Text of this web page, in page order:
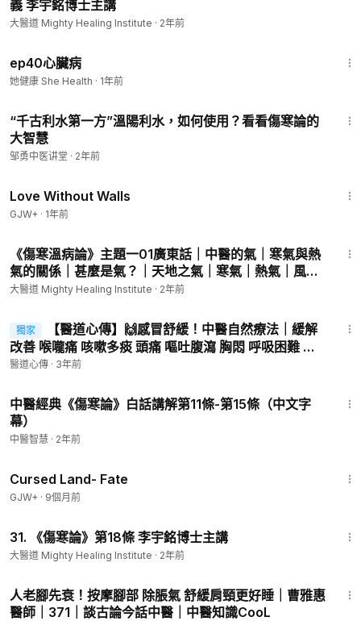
【廣東話】https://youtu.be/z4eqlaNzDgQ
【普通話】https://youtu.be/eVkr71SjhFA
【廣東話】https://youtu.be/p23-1_q1Qmw
第八節︰講座後互動提問：後世溫病學發展是「畫蛇添足」還是
「畫龍點睛」？以及脈診寸關尺的問題
【普通話】https://youtu.be/Kzxt83I8q9c
Facebook專頁
李博士中醫教室（中醫經典智慧資訊）：
李博士中醫教室（中醫經典智慧資訊）：https://www.instagram.
com/dr.leeyuming/
了解更多李宇銘博士資訊︰
https://leeyuming.com/contactus/
主題一︰「甚麼是虛火？——虛火的成因以及對應防治方法」
【廣東話 - 錄影重溫】︰https://www.youtube.com/playlist?list
=PLx0MaZNCE6OUaXeEGTho-N2dYCQICGbN_
=PLx0MaZNCE6OWSRYnCz21rOLEklvzGeScz
義 李宇銘博士主講
大醫道 Mighty Healing Institute · 2年前
ep40心臟病
她健康 She Health · 1年前
“千古利水第一方”溫陽利水，如何使用？看看傷寒論的
大智慧
邹勇中医讲堂 · 2年前
Love Without Walls
GJW+ · 1年前
《傷寒溫病論》主題一01廣東話｜中醫的氣｜寒氣與熱
氣的關係｜甚麼是氣？｜天地之氣｜寒氣｜熱氣｜風氣
｜水氣｜氣的分類｜正氣｜邪氣｜虛火｜實火｜中醫｜
銘新書
大醫道 Mighty Healing Institute · 2年前
獨家
【醫道心傳】🙌感冒舒緩！中醫自然療法｜緩解
改善 喉嚨痛 咳嗽多痰 頭痛 嘔吐腹瀉 胸悶 呼吸困難 感
冒發燒｜🔥退燒消炎 止咳止瀉 食療 穴道按摩 增加胸腔
醫道心傳 · 3年前
中醫經典《傷寒論》白話講解第11條-第15條（中文字
幕）
中醫智慧 · 2年前
Cursed Land- Fate
GJW+ · 9個月前
31. 《傷寒論》第18條 李宇銘博士主講
大醫道 Mighty Healing Institute · 2年前
人老腳先衰！按摩腳部 除脹氣 舒緩肩頸更好睡｜曹雅惠
醫師｜371｜談古論今話中醫｜中醫知識CooL